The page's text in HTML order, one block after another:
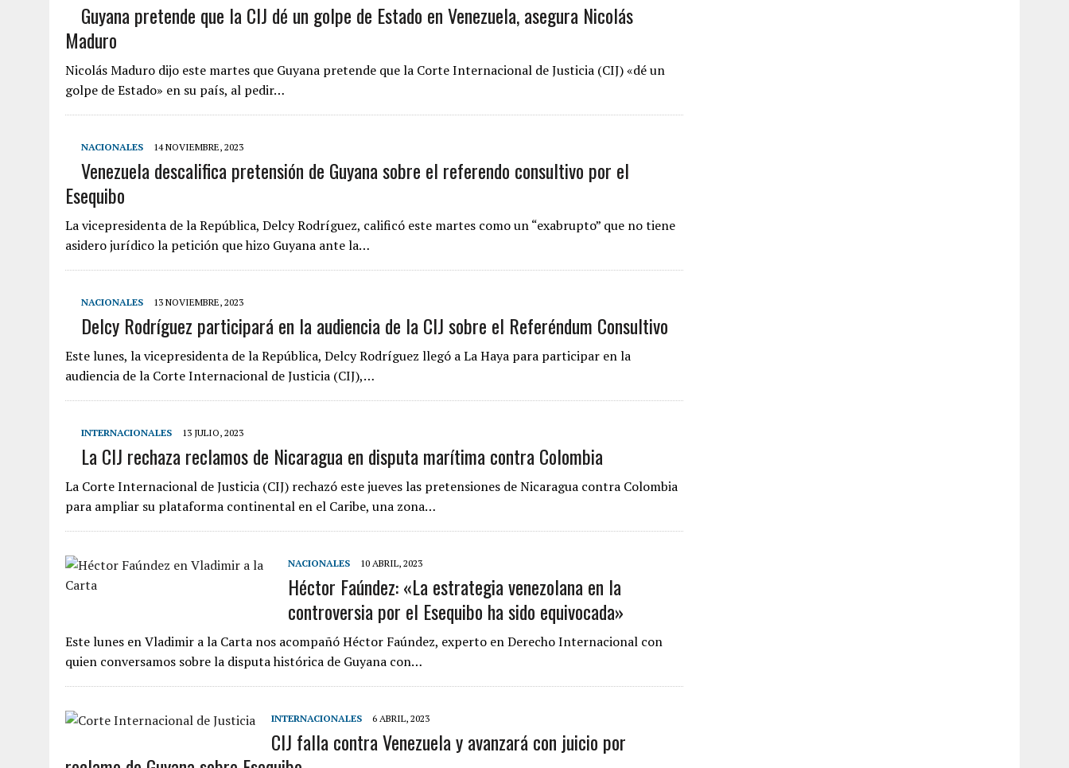
Guyana pretende que la CIJ dé un golpe de Estado en Venezuela, asegura Nicolás
Maduro
Nicolás Maduro dijo este martes que Guyana pretende que la Corte Internacional de Justicia (CIJ) «dé un
golpe de Estado» en su país, al pedir…
NACIONALES 14 NOVIEMBRE, 2023
Venezuela descalifica pretensión de Guyana sobre el referendo consultivo por el
Esequibo
La vicepresidenta de la República, Delcy Rodríguez, calificó este martes como un “exabrupto” que no tiene
asidero jurídico la petición que hizo Guyana ante la…
NACIONALES 13 NOVIEMBRE, 2023
Delcy Rodríguez participará en la audiencia de la CIJ sobre el Referéndum Consultivo
Este lunes, la vicepresidenta de la República, Delcy Rodríguez llegó a La Haya para participar en la
audiencia de la Corte Internacional de Justicia (CIJ),…
INTERNACIONALES 13 JULIO, 2023
La CIJ rechaza reclamos de Nicaragua en disputa marítima contra Colombia
La Corte Internacional de Justicia (CIJ) rechazó este jueves las pretensiones de Nicaragua contra Colombia
para ampliar su plataforma continental en el Caribe, una zona…
NACIONALES 10 ABRIL, 2023
Héctor Faúndez: «La estrategia venezolana en la
controversia por el Esequibo ha sido equivocada»
Este lunes en Vladimir a la Carta nos acompañó Héctor Faúndez, experto en Derecho Internacional con
quien conversamos sobre la disputa histórica de Guyana con…
INTERNACIONALES 6 ABRIL, 2023
CIJ falla contra Venezuela y avanzará con juicio por